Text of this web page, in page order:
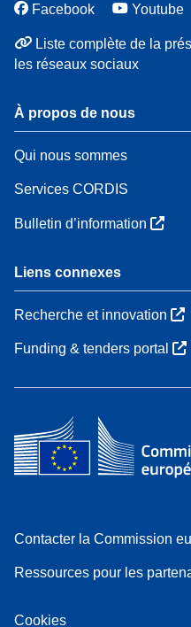
Facebook Youtube
Liste complète de la
les réseaux sociaux
À propos de nous
Qui nous sommes
Services CORDIS
Bulletin d’information
Liens connexes
Recherche et innovation
Funding & tenders portal
Contacter la Commission
Ressources pour les
Cookies